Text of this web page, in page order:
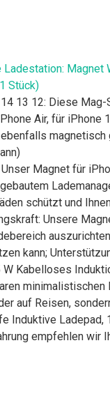
Stück)
13 12: Diese
Air, für
Magnet für
schützt und
Unsere
kann;
W Kabelloses
auf Reisen,
Induktive
empfehlen wir